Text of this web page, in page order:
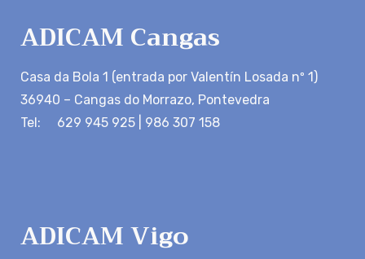
ADICAM Cangas
Casa da Bola 1 (entrada por Valentín Losada nº 1)
36940 – Cangas do Morrazo, Pontevedra
Tel: 629 945 925 | 986 307 158
ADICAM Vigo